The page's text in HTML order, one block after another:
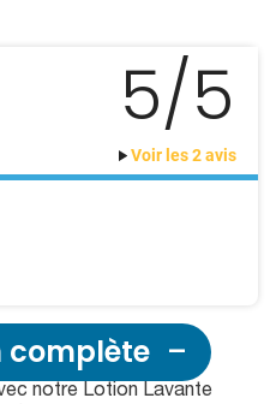
5/5
Voir les 2 avis
complète
notre Lotion Lavante